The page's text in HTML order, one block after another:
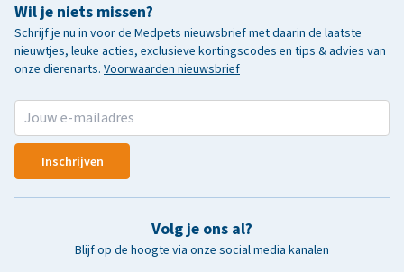
Wil je niets missen?
Schrijf je nu in voor de Medpets nieuwsbrief met daarin de laatste
nieuwtjes, leuke acties, exclusieve kortingscodes en tips & advies van
onze dierenarts. Voorwaarden nieuwsbrief
Inschrijven
Volg je ons al?
Blijf op de hoogte via onze social media kanalen